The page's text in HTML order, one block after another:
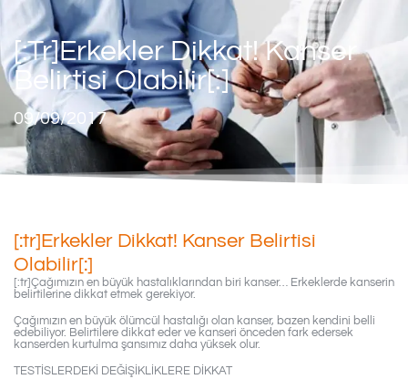
[:tr]Erkekler Dikkat! Kanser
Belirtisi Olabilir[:]
09/09/2017
[:tr]Erkekler Dikkat! Kanser Belirtisi
Olabilir[:]
[:tr]Çağımızın en büyük hastalıklarından biri kanser… Erkeklerde kanserin
belirtilerine dikkat etmek gerekiyor.
Çağımızın en büyük ölümcül hastalığı olan kanser, bazen kendini belli
edebiliyor. Belirtilere dikkat eder ve kanseri önceden fark edersek
kanserden kurtulma şansımız daha yüksek olur.
TESTİSLERDEKİ DEĞİŞİKLİKLERE DİKKAT